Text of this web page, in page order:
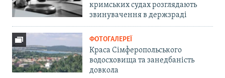
кримських судах розглядають
звинувачення в держзраді
ФОТОГАЛЕРЕЇ
Краса Сімферопольського
водосховища та занедбаність
довкола